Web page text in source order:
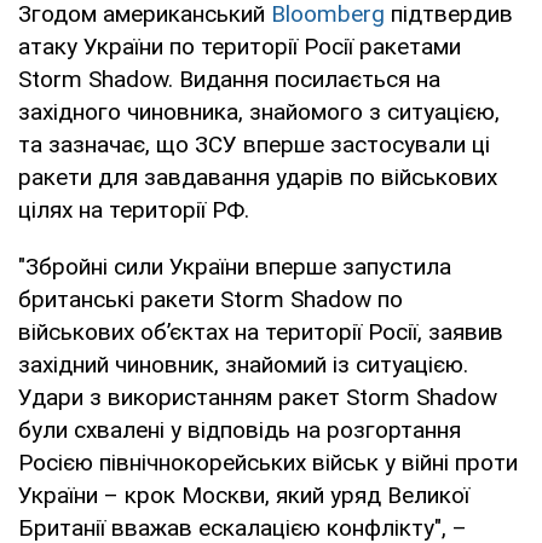
Згодом американський Bloomberg підтвердив
атаку України по території Росії ракетами
Storm Shadow. Видання посилається на
західного чиновника, знайомого з ситуацією,
та зазначає, що ЗСУ вперше застосували ці
ракети для завдавання ударів по військових
цілях на території РФ.
"Збройні сили України вперше запустила
британські ракети Storm Shadow по
військових об’єктах на території Росії, заявив
західний чиновник, знайомий із ситуацією.
Удари з використанням ракет Storm Shadow
були схвалені у відповідь на розгортання
Росією північнокорейських військ у війні проти
України – крок Москви, який уряд Великої
Британії вважав ескалацією конфлікту", –